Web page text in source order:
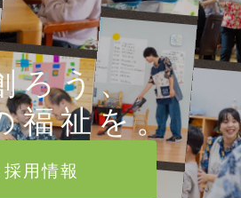
ろう、
福祉を。
採用情報